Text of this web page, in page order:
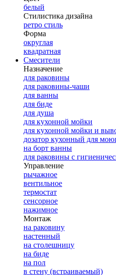
белый
Стилистика дизайна
ретро стиль
Форма
округлая
квадратная
Смесители
Назначение
для раковины
для раковины-чаши
для ванны
для биде
для душа
для кухонной мойки
для кухонной мойки и
дозатор кухонный для
на борт ванны
для раковины с
Управление
рычажное
вентильное
термостат
сенсорное
нажимное
Монтаж
на раковину
настенный
на столешницу
на биде
на пол
в стену (встраиваемый)